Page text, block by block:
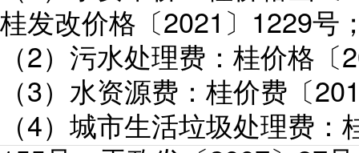
桂发改价格〔2021〕1229号
（2）污水处理费：桂价格
（3）水资源费：桂价费〔
（4）城市生活垃圾处理费